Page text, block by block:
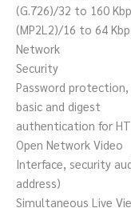
(G.726)/32 to 160
(MP2L2)/16 to 64
Network
Security
Password
basic and digest
authentication for
Open Network Video
Interface, security
address)
Simultaneous Live